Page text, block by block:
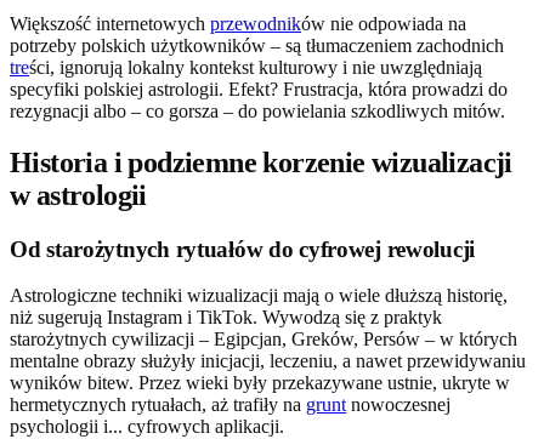
Większość internetowych przewodników nie odpowiada na
potrzeby polskich użytkowników – są tłumaczeniem zachodnich
treści, ignorują lokalny kontekst kulturowy i nie uwzględniają
specyfiki polskiej astrologii. Efekt? Frustracja, która prowadzi do
rezygnacji albo – co gorsza – do powielania szkodliwych mitów.
Historia i podziemne korzenie wizualizacji
w astrologii
Od starożytnych rytuałów do cyfrowej rewolucji
Astrologiczne techniki wizualizacji mają o wiele dłuższą historię,
niż sugerują Instagram i TikTok. Wywodzą się z praktyk
starożytnych cywilizacji – Egipcjan, Greków, Persów – w których
mentalne obrazy służyły inicjacji, leczeniu, a nawet przewidywaniu
wyników bitew. Przez wieki były przekazywane ustnie, ukryte w
hermetycznych rytuałach, aż trafiły na grunt nowoczesnej
psychologii i... cyfrowych aplikacji.